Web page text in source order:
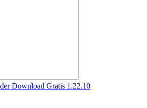
Download Gratis 1.22.10